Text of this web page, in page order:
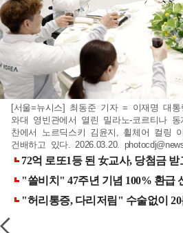
[서울=뉴시스] 최동준 기자 = 이재명 대
와대 영빈관에서 열린 밀라노-코르티나
찬에서 노르딕스키 김윤지, 휠체어 컬링
건배하고 있다. 2026.03.20.